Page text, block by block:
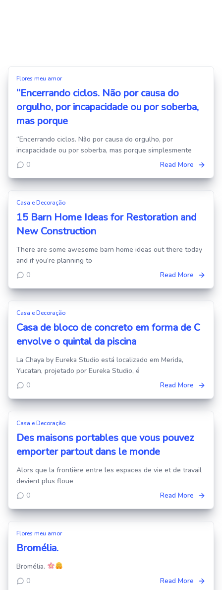
Flores meu amor
“Encerrando ciclos. Não por causa do
orgulho, por incapacidade ou por soberba,
mas porque
“Encerrando ciclos. Não por causa do orgulho, por
incapacidade ou por soberba, mas porque simplesmente
0
Read More
Casa e Decoração
15 Barn Home Ideas for Restoration and
New Construction
There are some awesome barn home ideas out there today
and if you’re planning to
0
Read More
Casa e Decoração
Casa de bloco de concreto em forma de C
envolve o quintal da piscina
La Chaya by Eureka Studio está localizado em Merida,
Yucatan, projetado por Eureka Studio, é
0
Read More
Casa e Decoração
Des maisons portables que vous pouvez
emporter partout dans le monde
Alors que la frontière entre les espaces de vie et de travail
devient plus floue
0
Read More
Flores meu amor
Bromélia.
Bromélia.
0
Read More